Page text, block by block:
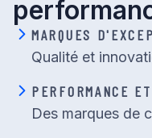
MARQUES
Qualité et
PERFORMANCE
Des marques de